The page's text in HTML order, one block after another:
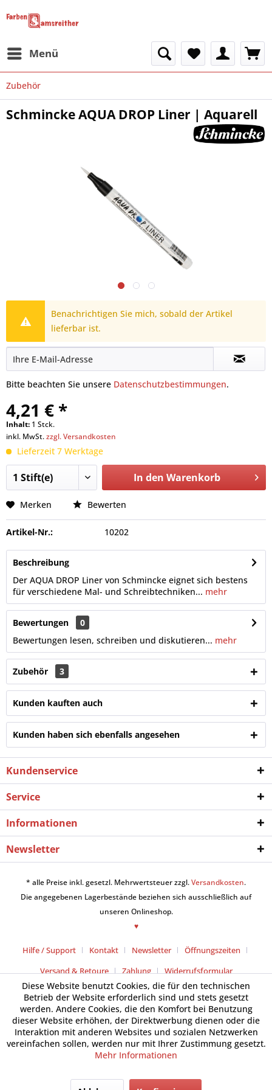
Menü
Zubehör
Schmincke AQUA DROP Liner | Aquarell
Benachrichtigen Sie mich, sobald der Artikel
lieferbar ist.
Bitte beachten Sie unsere Datenschutzbestimmungen.
4,21 € *
Inhalt: 1 Stck.
inkl. MwSt.zzgl. Versandkosten
Lieferzeit 7 Werktage
In den Warenkorb
Merken Bewerten
Artikel-Nr.: 10202
Beschreibung
Der AQUA DROP Liner von Schmincke eignet sich bestens
für verschiedene Mal- und Schreibtechniken... mehr
Bewertungen
0
Bewertungen lesen, schreiben und diskutieren... mehr
Zubehör 3
Kunden kauften auch
Kunden haben sich ebenfalls angesehen
Kundenservice
Service
Informationen
Newsletter
* alle Preise inkl. gesetzl. Mehrwertsteuer zzgl.Versandkosten.
Die angegebenen Lagerbestände beziehen sich ausschließlich auf
unseren Onlineshop.
♥
Hilfe / Support Kontakt Newsletter
Öffnungszeiten
Versand & Retoure
Zahlung Widerrufsformular
Diese Website benutzt Cookies, die für den technischen
Betrieb der Website erforderlich sind und stets gesetzt
werden. Andere Cookies, die den Komfort bei Benutzung
dieser Website erhöhen, der Direktwerbung dienen oder die
Interaktion mit anderen Websites und sozialen Netzwerken
vereinfachen sollen, werden nur mit Ihrer Zustimmung gesetzt.
Mehr Informationen